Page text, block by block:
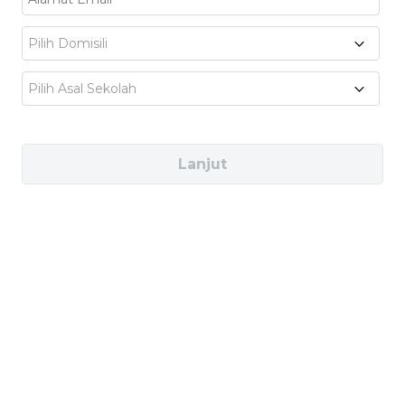
kesempatan buat ikutproject,case study, atau
internshipbareng mereka. Jadi,skillyang
kamu pelajari itu
buat karir global
2. AKSES KE KURIKULUM
Pilih Domisili
Pilih Asal Sekolah
Lanjut